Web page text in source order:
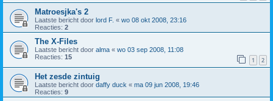
Matroesjka's 2
Laatste bericht door lord F. « wo 08 okt 2008, 23:16
Reacties: 2
The X-Files
Laatste bericht door alma « wo 03 sep 2008, 11:08
Reacties: 15 1 2
Het zesde zintuig
Laatste bericht door daffy duck « ma 09 jun 2008, 19:46
Reacties: 9